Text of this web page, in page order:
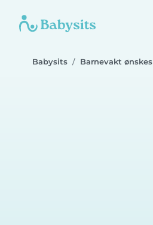
Babysits Barnevakt ønskes